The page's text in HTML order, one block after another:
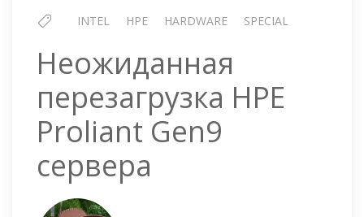
INTEL HPE HARDWARE SPECIAL
Неожиданная
перезагрузка HPE
Proliant Gen9
сервера